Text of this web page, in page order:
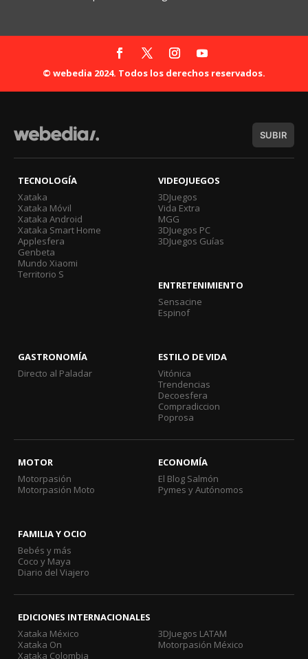
© webedia 2024. Todos los derechos reservados.
SUBIR
TECNOLOGÍA
Xataka
Xataka Móvil
Xataka Android
Xataka Smart Home
Applesfera
Genbeta
Mundo Xiaomi
Territorio S
VIDEOJUEGOS
3DJuegos
Vida Extra
MGG
3DJuegos PC
3DJuegos Guías
ENTRETENIMIENTO
Sensacine
Espinof
GASTRONOMÍA
Directo al Paladar
ESTILO DE VIDA
Vitónica
Trendencias
Decoesfera
Compradiccion
Poprosa
MOTOR
Motorpasión
Motorpasión Moto
ECONOMÍA
El Blog Salmón
Pymes y Autónomos
FAMILIA Y OCIO
Bebés y más
Coco y Maya
Diario del Viajero
EDICIONES INTERNACIONALES
Xataka México
Xataka On
Xataka Colombia
3DJuegos LATAM
Motorpasión México